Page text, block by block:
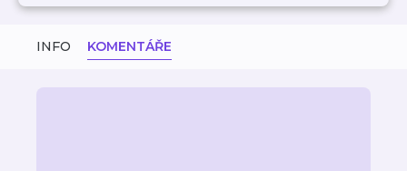
INFO KOMENTÁŘE